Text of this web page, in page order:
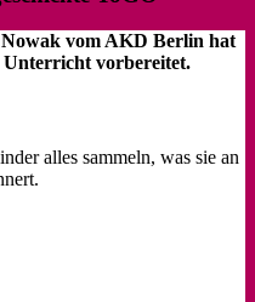
vom AKD Berlin hat
Unterricht vorbereitet.
alles sammeln, was sie an